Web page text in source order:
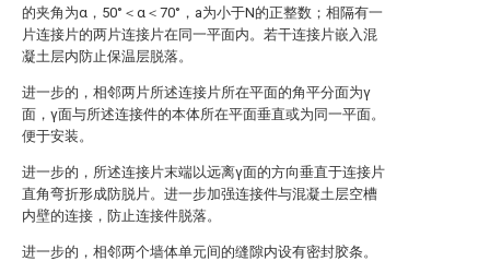
的夹角为α，50°＜α＜70°，a为小于N的正整数；相隔有一
片连接片的两片连接片在同一平面内。若干连接片嵌入混
凝土层内防止保温层脱落。
进一步的，相邻两片所述连接片所在平面的角平分面为γ
面，γ面与所述连接件的本体所在平面垂直或为同一平面。
便于安装。
进一步的，所述连接片末端以远离γ面的方向垂直于连接片
直角弯折形成防脱片。进一步加强连接件与混凝土层空槽
内壁的连接，防止连接件脱落。
进一步的，相邻两个墙体单元间的缝隙内设有密封胶条。